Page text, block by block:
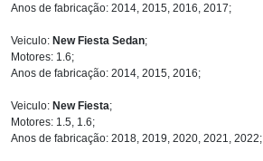
Anos de fabricação: 2014, 2015, 2016, 2017;
Veiculo: New Fiesta Sedan;
Motores: 1.6;
Anos de fabricação: 2014, 2015, 2016;
Veiculo: New Fiesta;
Motores: 1.5, 1.6;
Anos de fabricação: 2018, 2019, 2020, 2021, 2022;